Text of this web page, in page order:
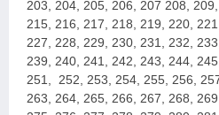
203, 204, 205, 206, 207 208,
215, 216, 217, 218, 219, 220,
227, 228, 229, 230, 231, 232,
239, 240, 241, 242, 243, 244,
251, 252, 253, 254, 255, 256,
263, 264, 265, 266, 267, 268,